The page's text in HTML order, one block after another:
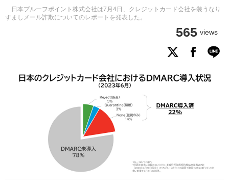
日本プルーフポイント株式会社は7月4日、クレジットカード会社を装うなり
すましメール詐欺についてのレポートを発表した。
565 views